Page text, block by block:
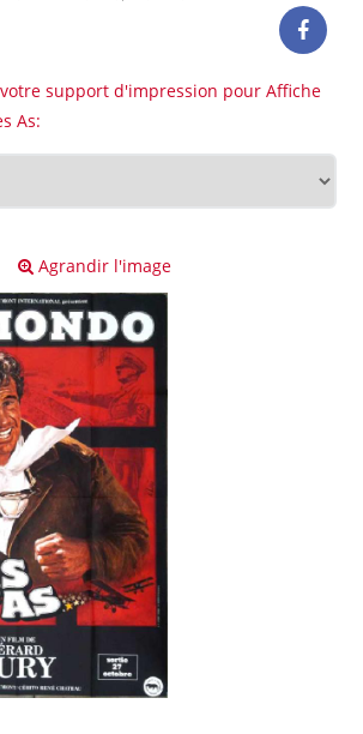
votre support d'impression pour Affiche
As:
Agrandir l'image